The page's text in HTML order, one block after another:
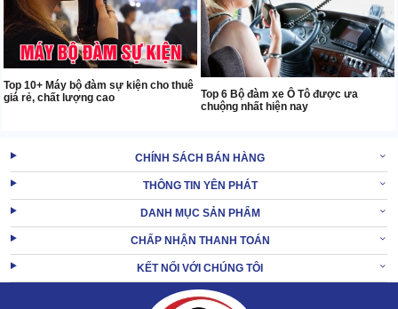
Top 10+ Máy bộ đàm sự kiện cho thuê
giá rẻ, chất lượng cao
Top 6 Bộ đàm xe Ô Tô được ưa
chuộng nhất hiện nay
CHÍNH SÁCH BÁN HÀNG
THÔNG TIN YÊN PHÁT
DANH MỤC SẢN PHẨM
CHẤP NHẬN THANH TOÁN
KẾT NỐI VỚI CHÚNG TÔI